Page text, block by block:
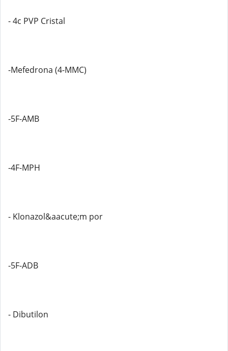
- 4c PVP Cristal
-Mefedrona (4-MMC)
-5F-AMB
-4F-MPH
- Klonazol&aacute;m por
-5F-ADB
- Dibutilon